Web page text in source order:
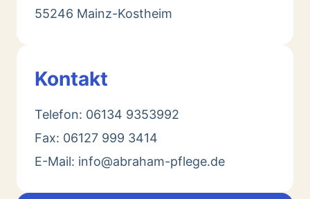
55246 Mainz-Kostheim
Kontakt
Telefon: 06134 9353992
Fax: 06127 999 3414
E-Mail: info@abraham-pflege.de